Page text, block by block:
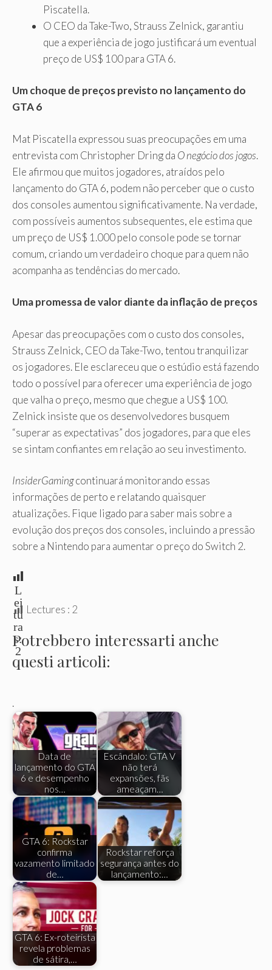
Piscatella.
O CEO da Take-Two, Strauss Zelnick, garantiu
que a experiência de jogo justificará um eventual
preço de US$ 100 para GTA 6.
Um choque de preços previsto no lançamento do
GTA 6
Mat Piscatella expressou suas preocupações em uma
entrevista com Christopher Dring da O negócio dos jogos.
Ele afirmou que muitos jogadores, atraídos pelo
lançamento do GTA 6, podem não perceber que o custo
dos consoles aumentou significativamente. Na verdade,
com possíveis aumentos subsequentes, ele estima que
um preço de US$ 1.000 pelo console pode se tornar
comum, criando um verdadeiro choque para quem não
acompanha as tendências do mercado.
Uma promessa de valor diante da inflação de preços
Apesar das preocupações com o custo dos consoles,
Strauss Zelnick, CEO da Take-Two, tentou tranquilizar
os jogadores. Ele esclareceu que o estúdio está fazendo
todo o possível para oferecer uma experiência de jogo
que valha o preço, mesmo que chegue a US$ 100.
Zelnick insiste que os desenvolvedores busquem
“superar as expectativas” dos jogadores, para que eles
se sintam confiantes em relação ao seu investimento.
InsiderGamingcontinuará monitorando essas
informações de perto e relatando quaisquer
atualizações. Fique ligado para saber mais sobre a
evolução dos preços dos consoles, incluindo a pressão
sobre a Nintendo para aumentar o preço do Switch 2.
L
ei
tu
ra
s:
2
Lectures : 2
Potrebbero interessarti anche
questi articoli:
.
Data de
lançamento do GTA
6 e desempenho
nos…
Escândalo: GTA V
não terá
expansões, fãs
ameaçam…
GTA 6: Rockstar
confirma
vazamento limitado
de…
Rockstar reforça
segurança antes do
lançamento:…
GTA 6: Ex-roteirista
revela problemas
de sátira,…